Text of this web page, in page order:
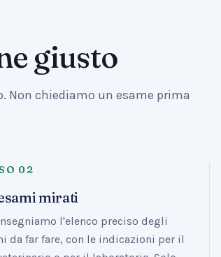
giusto
Non chiediamo un esame prima
02
mirati
l'elenco preciso degli
da far fare, con le indicazioni per il